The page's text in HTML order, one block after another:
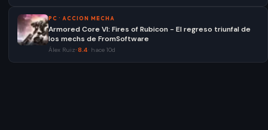
PC · ACCION MECHA
Armored Core VI: Fires of Rubicon - El regreso triunfal de
los mechs de FromSoftware
Álex Ruiz·8.4 hace 10d